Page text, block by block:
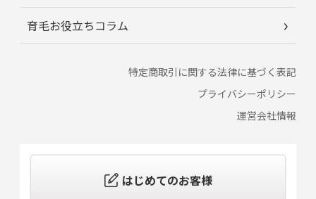
育毛お役立ちコラム
特定商取引に関する法律に基づく表記
プライバシーポリシー
運営会社情報
はじめてのお客様